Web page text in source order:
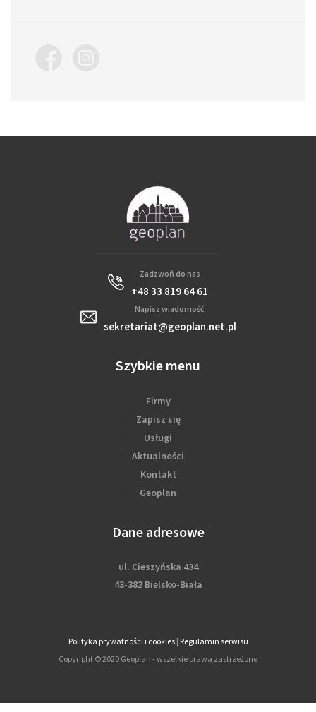
Zadzwoń do nas
+48 33 819 64 61
Napisz wiadomość
sekretariat@geoplan.net.pl
Szybkie menu
Firmy
Zapisz się
Usługi
Aktualności
Kontakt
Geoplan
Dane adresowe
ul. Cieszyńska 434
43-382 Bielsko-Biała
Polityka prywatności i cookies| Regulamin serwisu
Copyright © 2020 Geoplan - wszelkie prawa zastrzeżone